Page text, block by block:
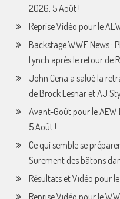
2026, 5 Août !
Reprise Vidéo pour le
Backstage WWE News :
Lynch après le retour de
John Cena a salué la
de Brock Lesnar et AJ
Avant-Goût pour le
5 Août !
Ce qui semble se
Surement des bâtons
Résultats et Vidéo pour